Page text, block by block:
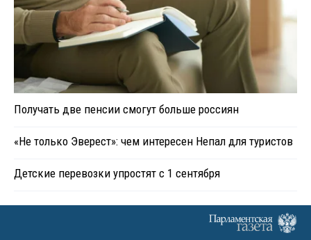
Получать две пенсии смогут больше россиян
«Не только Эверест»: чем интересен Непал для туристов
Детские перевозки упростят с 1 сентября